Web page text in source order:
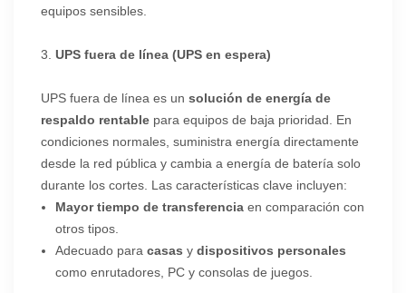
equipos sensibles.
3. UPS fuera de línea (UPS en espera)
UPS fuera de línea es un solución de energía de
respaldo rentable para equipos de baja prioridad. En
condiciones normales, suministra energía directamente
desde la red pública y cambia a energía de batería solo
durante los cortes. Las características clave incluyen:
Mayor tiempo de transferencia en comparación con
otros tipos.
Adecuado para casas y dispositivos personales
como enrutadores, PC y consolas de juegos.